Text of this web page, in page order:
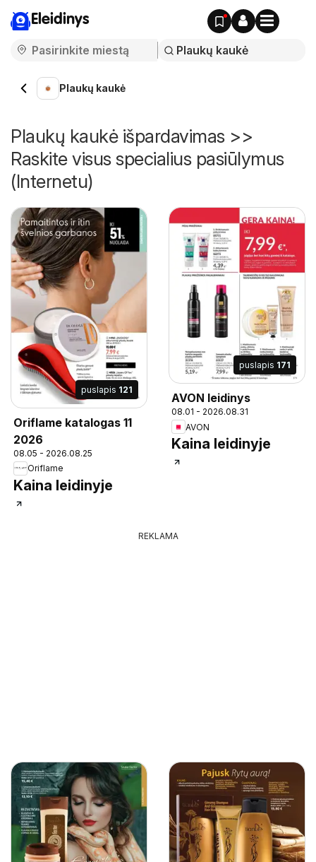
Eleidinys
Plaukų kaukė
Plaukų kaukė išpardavimas >>
Raskite visus specialius pasiūlymus
(Internetu)
puslapis 121
Oriflame katalogas 11
2026
08.05 - 2026.08.25
Oriflame
Kaina leidinyje
puslapis 171
AVON leidinys
08.01 - 2026.08.31
AVON
Kaina leidinyje
REKLAMA